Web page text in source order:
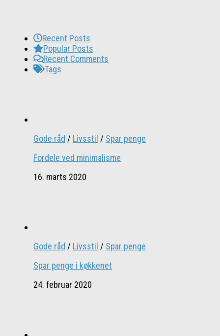
Recent Posts
Popular Posts
Recent Comments
Tags
Gode råd / Livsstil / Spar penge
Fordele ved minimalisme
16. marts 2020
Gode råd / Livsstil / Spar penge
Spar penge i køkkenet
24. februar 2020